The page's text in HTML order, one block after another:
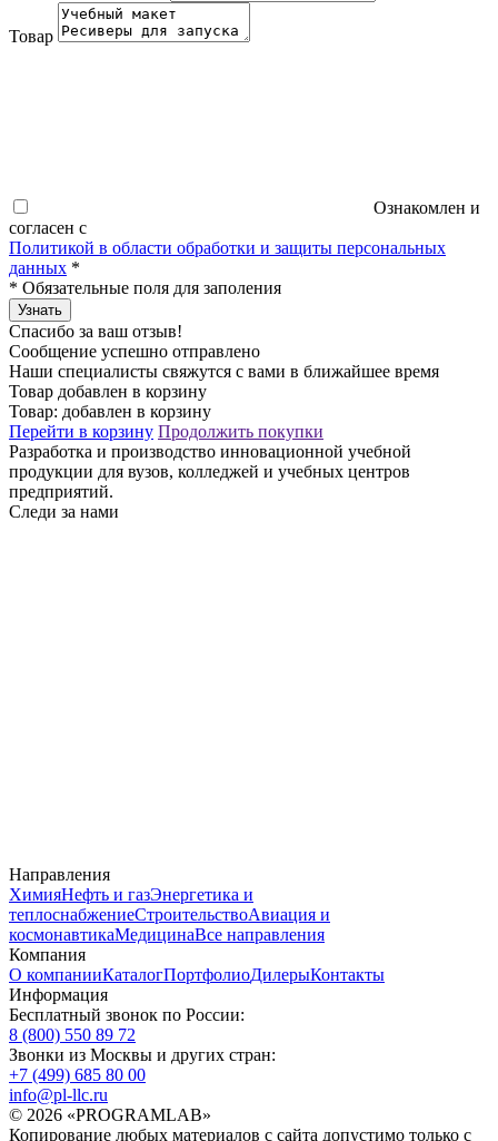
Товар
Ознакомлен и
согласен с
Политикой в области обработки и защиты персональных
данных *
* Обязательные поля для заполения
Узнать
Спасибо за ваш отзыв!
Сообщение успешно отправлено
Наши специалисты свяжутся с вами в ближайшее время
Товар добавлен в корзину
Товар: добавлен в корзину
Перейти в корзину Продолжить покупки
Разработка и производство инновационной учебной
продукции для вузов, колледжей и учебных центров
предприятий.
Следи за нами
Направления
ХимияНефть и газЭнергетика и
теплоснабжениеСтроительствоАвиация и
космонавтикаМедицинаВсе направления
Компания
О компанииКаталогПортфолиоДилерыКонтакты
Информация
Бесплатный звонок по России:
8 (800) 550 89 72
Звонки из Москвы и других стран:
+7 (499) 685 80 00
info@pl-llc.ru
© 2026 «PROGRAMLAB»
Копирование любых материалов с сайта допустимо только с